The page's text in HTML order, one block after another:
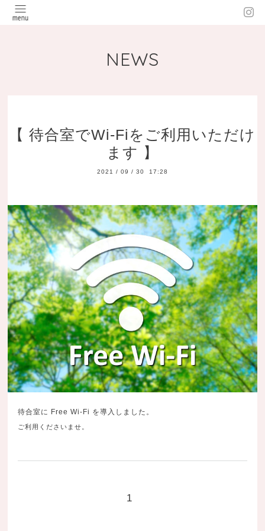
NEWS
【 待合室でWi-Fiをご利用いただけ
ます 】
2021 / 09 / 30 17:28
待合室に Free Wi-Fi を導入しました。
ご利用くださいませ。
1